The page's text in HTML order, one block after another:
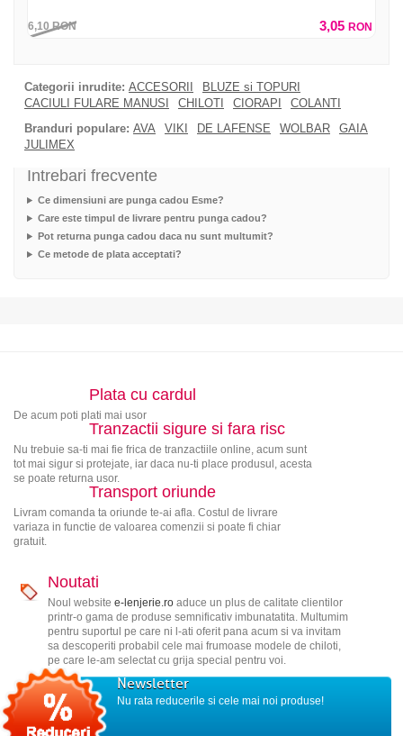
6,10RON 3,05 RON
Categorii inrudite: ACCESORII
BLUZE si TOPURI
CACIULI FULARE MANUSI
CHILOTI CIORAPI
COLANTI
Branduri populare: AVA VIKI DE LAFENSE WOLBAR
GAIA
JULIMEX
Intrebari frecvente
Ce dimensiuni are punga cadou Esme?
Care este timpul de livrare pentru punga cadou?
Pot returna punga cadou daca nu sunt multumit?
Ce metode de plata acceptati?
Plata cu cardul
De acum poti plati mai usor
Tranzactii sigure si fara risc
Nu trebuie sa-ti mai fie frica de tranzactiile online, acum sunt
tot mai sigur si protejate, iar daca nu-ti place produsul, acesta
se poate returna usor.
Transport oriunde
Livram comanda ta oriunde te-ai afla. Costul de livrare
variaza in functie de valoarea comenzii si poate fi chiar
gratuit.
Noutati
Noul website e-lenjerie.roaduce un plus de calitate clientilor
printr-o gama de produse semnificativ imbunatatita. Multumim
pentru suportul pe care ni l-ati oferit pana acum si va invitam
sa descoperiti probabil cele mai frumoase modele de chiloti,
pe care le-am selectat cu grija special pentru voi.
Newsletter
Nu rata reducerile si cele mai noi produse!